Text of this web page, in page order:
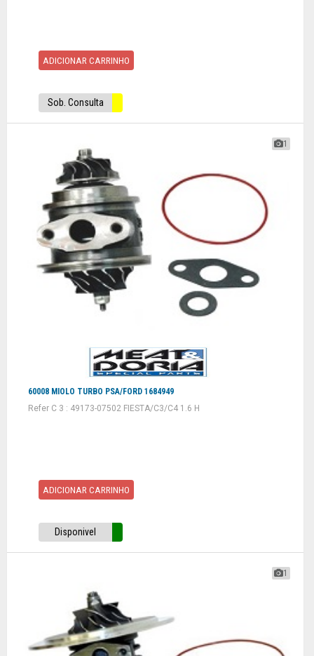
ADICIONAR CARRINHO
Sob. Consulta
1
60008 MIOLO TURBO PSA/FORD 1684949
Refer C 3 : 49173-07502 FIESTA/C3/C4 1.6 H
ADICIONAR CARRINHO
Disponivel
1